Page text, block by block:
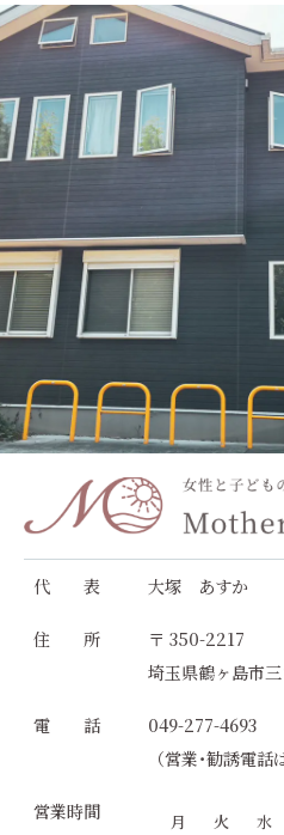
代 表 大塚 あすか
住 所
〒 350-2217
埼玉県鶴ヶ島市
電 話
049-277-4693
（営業･勧誘電話
営業時間 月 火 水